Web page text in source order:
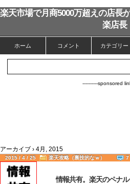
楽天市場で月商5000万超えの店長
楽店長
ホーム コメント カテゴリー
----------sponsored
アーカイブ › 4月, 2015
2015 / 4 / 25 楽天攻略（裏技的なｗ） 7
情報共有。楽天のペナ